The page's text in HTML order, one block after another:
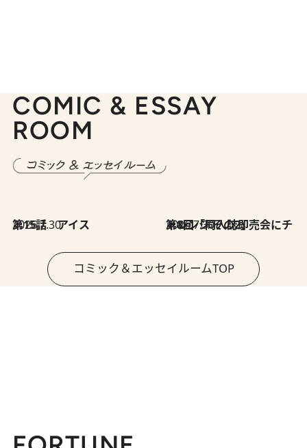
COMIC & ESSAY
ROOM
2026.7.30
第15話 アイス 2026.7.30
第8回「同人誌即売会にチャレンジ その2」
コミック＆エッセイルームTOP